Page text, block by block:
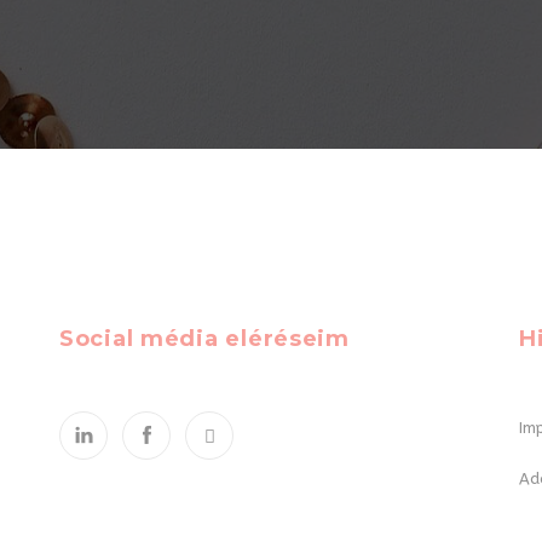
Social média eléréseim